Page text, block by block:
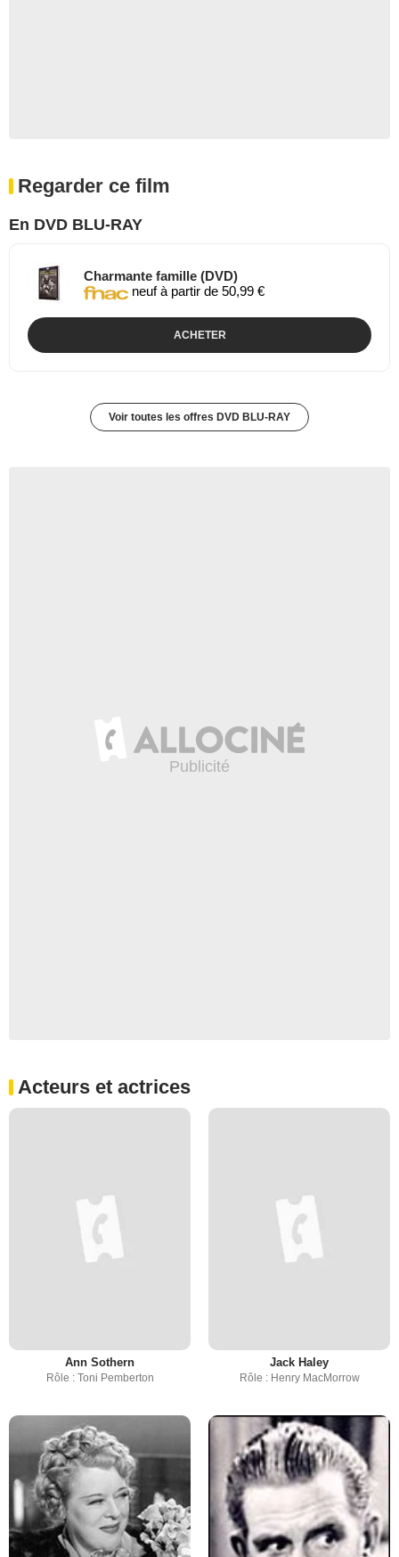
Regarder ce film
En DVD BLU-RAY
Charmante famille (DVD)
neuf à partir de 50,99 €
ACHETER
Voir toutes les offres DVD BLU-RAY
Acteurs et actrices
Ann Sothern
Rôle : Toni Pemberton
Jack Haley
Rôle : Henry MacMorrow